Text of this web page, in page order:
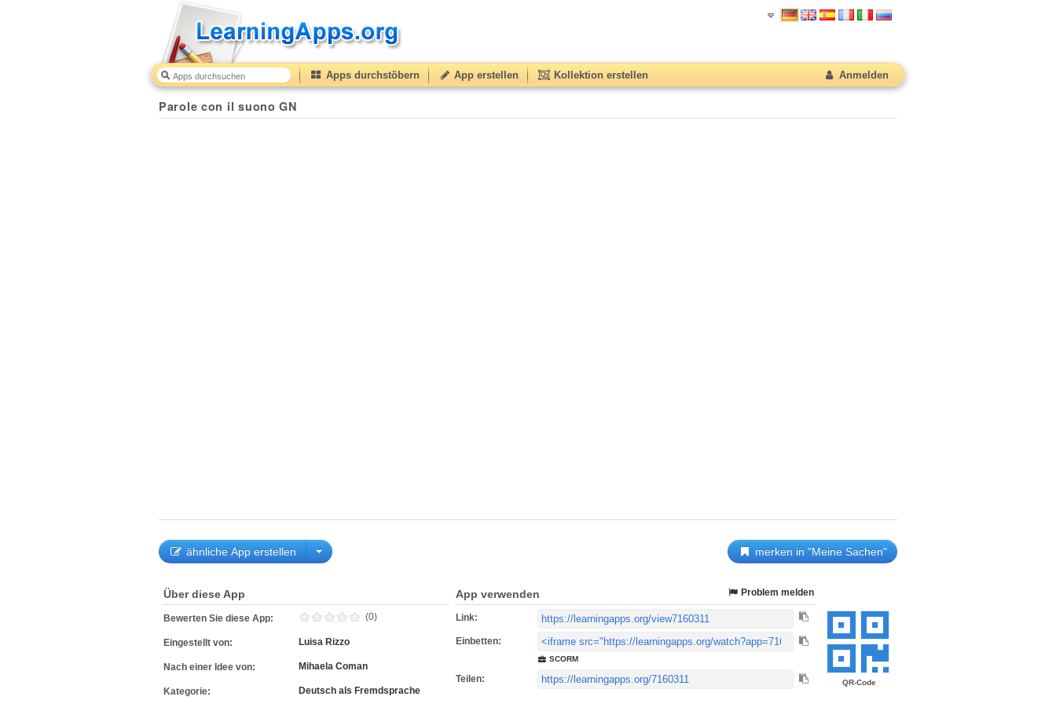
Apps durchstöbern App erstellen Kollektion erstellen Anmelden
Parole con il suono GN
ähnliche App erstellen merken in "Meine Sachen"
QR-Code
Über diese App
Bewerten Sie diese App: (0)
Eingestellt von: Luisa Rizzo
Nach einer Idee von: Mihaela Coman
Kategorie: Deutsch als Fremdsprache
App verwenden Problem melden
Link:
Einbetten:
SCORM
Teilen: